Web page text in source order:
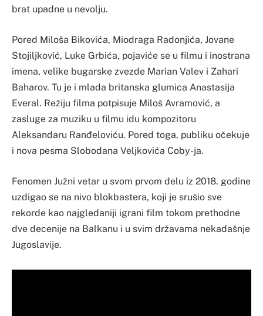
brat upadne u nevolju.
Pored Miloša Bikovića, Miodraga Radonjića, Jovane
Stojiljković, Luke Grbića, pojaviće se u filmu i inostrana
imena, velike bugarske zvezde Marian Valev i Zahari
Baharov. Tu je i mlada britanska glumica Anastasija
Everal. Režiju filma potpisuje Miloš Avramović, a
zasluge za muziku u filmu idu kompozitoru
Aleksandaru Ranđeloviću. Pored toga, publiku očekuje
i nova pesma Slobodana Veljkovića Coby-ja.
Fenomen Južni vetar u svom prvom delu iz 2018. godine
uzdigao se na nivo blokbastera, koji je srušio sve
rekorde kao najgledaniji igrani film tokom prethodne
dve decenije na Balkanu i u svim državama nekadašnje
Jugoslavije.